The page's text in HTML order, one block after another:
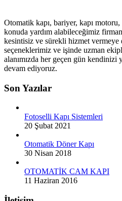
Otomatik kapı, bariyer, kapı
konuda yardım alabileceğimiz
kesintisiz ve sürekli hizmet vermeye
seçeneklerimiz ve işinde uzman
alanımızda her geçen gün
devam ediyoruz.
Son Yazılar
Fotoselli Kapı Sistemleri
20 Şubat 2021
Otomatik Döner Kapı
30 Nisan 2018
OTOMATİK CAM KAPI
11 Haziran 2016